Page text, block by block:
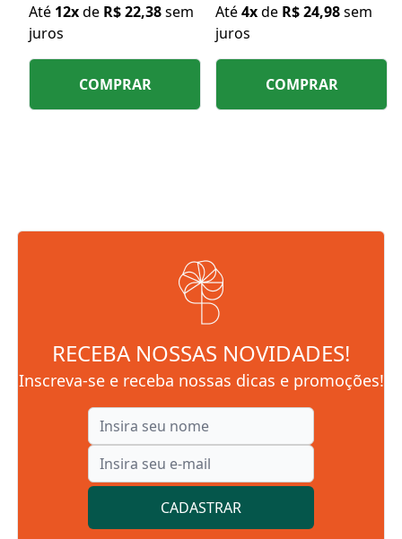
Até 12xde R$ 22,38sem
juros
COMPRAR
Até4xde R$ 24,98sem
juros
COMPRAR
RECEBA NOSSAS NOVIDADES!
Inscreva-se e receba nossas dicas e promoções!
CADASTRAR